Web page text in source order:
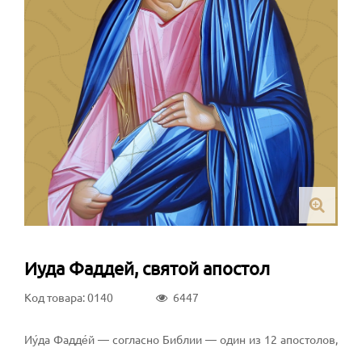
Иуда Фаддей, святой апостол
Код товара: 0140 6447
Иу́да Фадде́й — согласно Библии — один из 12 апостолов,